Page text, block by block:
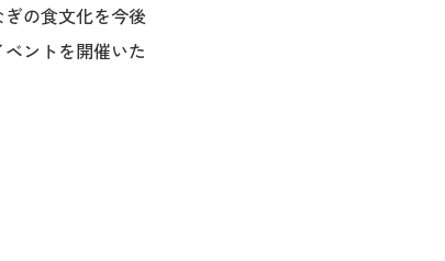
の食文化を今後
ントを開催いた